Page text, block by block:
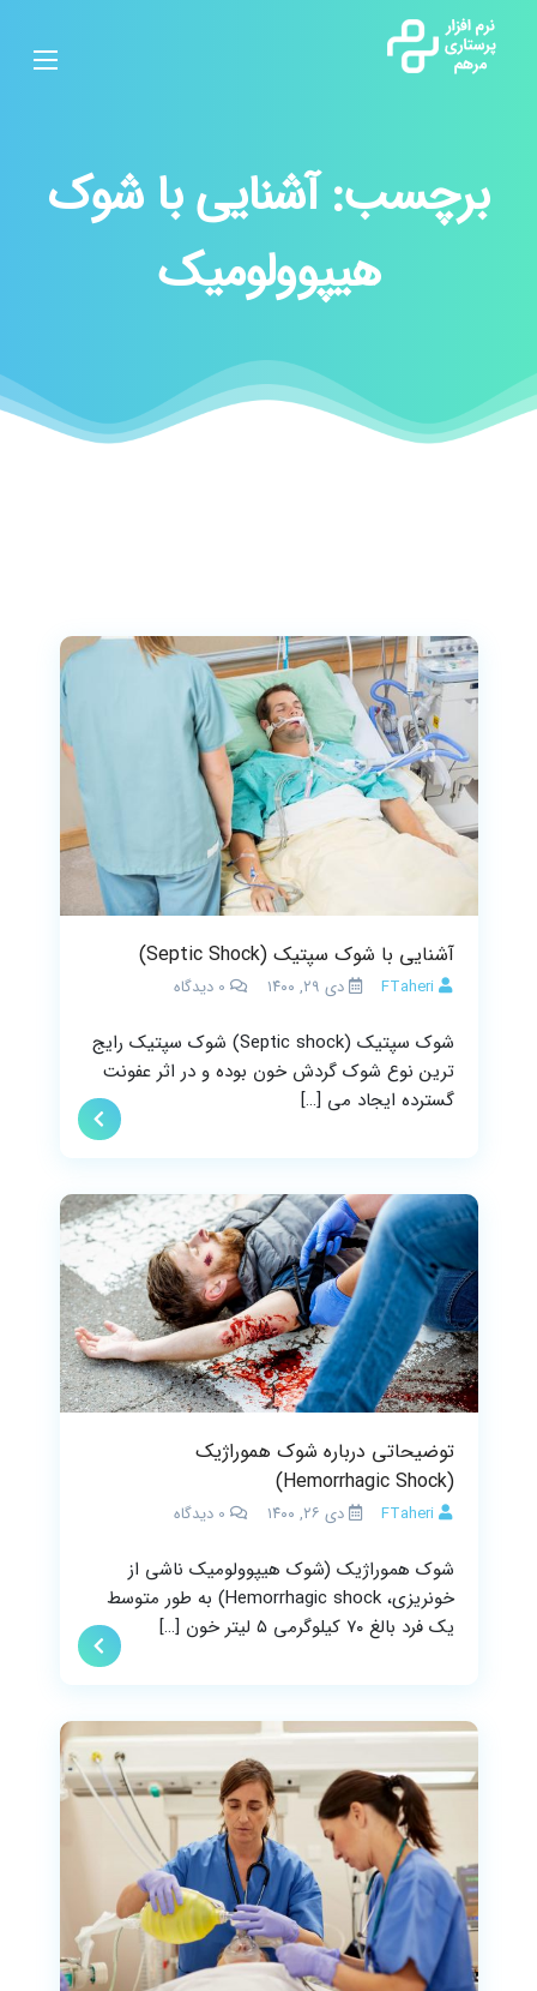
برچسب:آشنایی با شوک
هیپوولومیک
آشنایی با شوک سپتیک (Septic Shock)
FTaheri دی ۲۹, ۱۴۰۰ 0 دیدگاه
شوک سپتیک (Septic shock) شوک سپتیک رایج
ترین نوع شوک گردش خون بوده و در اثر عفونت
گسترده ایجاد می […]
توضیحاتی درباره شوک هموراژیک
(Hemorrhagic Shock)
FTaheri دی ۲۶, ۱۴۰۰ 0 دیدگاه
شوک هموراژیک (شوک هیپوولومیک ناشی از
خونریزی، Hemorrhagic shock) به طور متوسط
یک فرد بالغ ۷۰ کیلوگرمی ۵ لیتر خون […]